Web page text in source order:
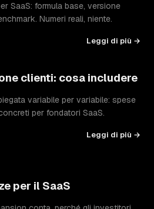
SaaS: formula base, versione
Numeri reali, niente.
Leggi di più →
clienti: cosa includere
variabile per variabile: spese
per fondatori SaaS.
Leggi di più →
per il SaaS